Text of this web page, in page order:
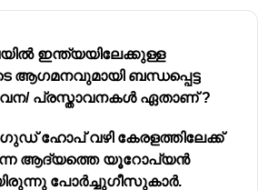
ഇന്ത്യയിലേക്കുള്ള
ആഗമനവുമായി ബന്ധപ്പെട്ട
പ്രസ്താവനകൾ ഏതാണ് ?
ഹോപ് വഴി കേരളത്തിലേക്ക്
ആദ്യത്തെ യൂറോപ്യൻ
പോർച്ചുഗീസുകാർ.